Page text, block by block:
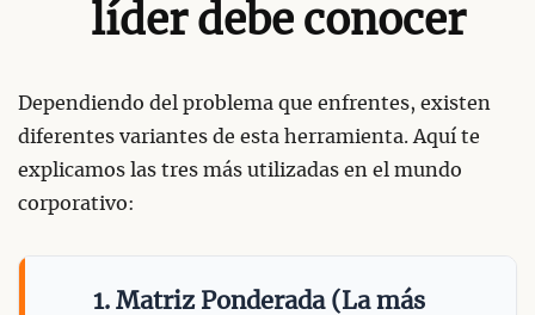
líder debe conocer
Dependiendo del problema que enfrentes, existen
diferentes variantes de esta herramienta. Aquí te
explicamos las tres más utilizadas en el mundo
corporativo:
1. Matriz Ponderada (La más